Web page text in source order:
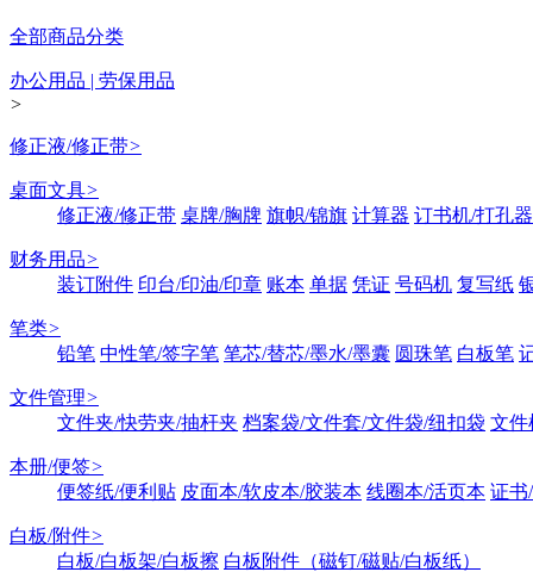
全部商品分类
办公用品 | 劳保用品
>
修正液/修正带>
桌面文具>
修正液/修正带 桌牌/胸牌 旗帜/锦旗 计算器 订书机/打孔器
财务用品>
装订附件 印台/印油/印章 账本 单据 凭证 号码机 复写纸
笔类>
铅笔 中性笔/签字笔 笔芯/替芯/墨水/墨囊 圆珠笔 白板笔
文件管理>
文件夹/快劳夹/抽杆夹 档案袋/文件套/文件袋/纽扣袋 文件
本册/便签>
便签纸/便利贴 皮面本/软皮本/胶装本 线圈本/活页本 证书
白板/附件>
白板/白板架/白板擦 白板附件（磁钉/磁贴/白板纸）